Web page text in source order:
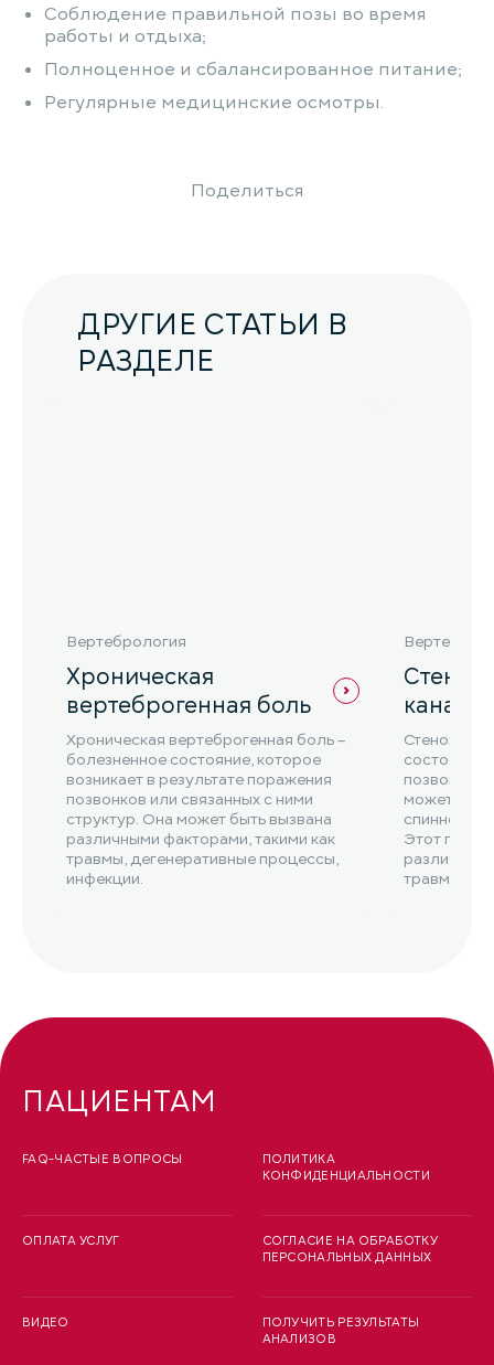
Соблюдение правильной позы во время
работы и отдыха;
Полноценное и сбалансированное питание;
Регулярные медицинские осмотры.
Поделиться
ДРУГИЕ СТАТЬИ В
РАЗДЕЛЕ
Вертебрология
Хроническая
вертеброгенная боль
Хроническая вертеброгенная боль –
болезненное состояние, которое
возникает в результате поражения
позвонков или связанных с ними
структур. Она может быть вызвана
различными факторами, такими как
травмы, дегенеративные процессы,
инфекции.
Стеноз
канала
Стеноз
может
спинного
Этот
травмы,
ПАЦИЕНТАМ
FAQ-ЧАСТЫЕ ВОПРОСЫ
ОПЛАТА УСЛУГ
ВИДЕО
ПОЛИТИКА
КОНФИДЕНЦИАЛЬНОСТИ
СОГЛАСИЕ НА ОБРАБОТКУ
ПЕРСОНАЛЬНЫХ ДАННЫХ
ПОЛУЧИТЬ РЕЗУЛЬТАТЫ
АНАЛИЗОВ